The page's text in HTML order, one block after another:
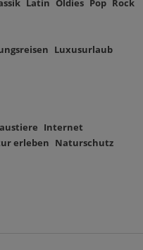
Latin Oldies Pop Rock
Luxusurlaub
Internet
erleben Naturschutz